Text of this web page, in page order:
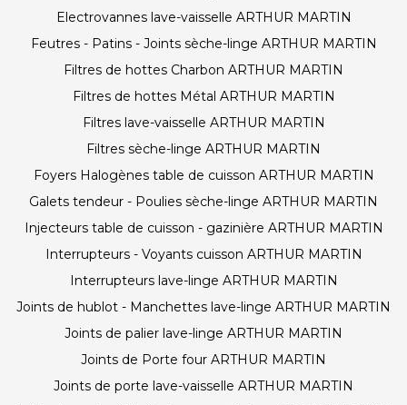
Electrovannes lave-vaisselle ARTHUR MARTIN
Feutres - Patins - Joints sèche-linge ARTHUR MARTIN
Filtres de hottes Charbon ARTHUR MARTIN
Filtres de hottes Métal ARTHUR MARTIN
Filtres lave-vaisselle ARTHUR MARTIN
Filtres sèche-linge ARTHUR MARTIN
Foyers Halogènes table de cuisson ARTHUR MARTIN
Galets tendeur - Poulies sèche-linge ARTHUR MARTIN
Injecteurs table de cuisson - gazinière ARTHUR MARTIN
Interrupteurs - Voyants cuisson ARTHUR MARTIN
Interrupteurs lave-linge ARTHUR MARTIN
Joints de hublot - Manchettes lave-linge ARTHUR MARTIN
Joints de palier lave-linge ARTHUR MARTIN
Joints de Porte four ARTHUR MARTIN
Joints de porte lave-vaisselle ARTHUR MARTIN